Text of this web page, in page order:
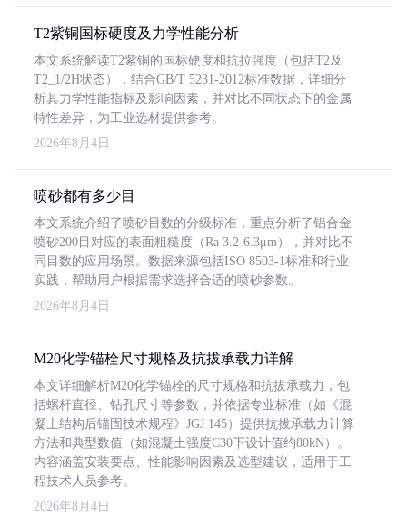
T2紫铜国标硬度及力学性能分析
本文系统解读T2紫铜的国标硬度和抗拉强度（包括T2及
T2_1/2H状态），结合GB/T 5231-2012标准数据，详细分
析其力学性能指标及影响因素，并对比不同状态下的金属
特性差异，为工业选材提供参考。
2026年8月4日
喷砂都有多少目
本文系统介绍了喷砂目数的分级标准，重点分析了铝合金
喷砂200目对应的表面粗糙度（Ra 3.2-6.3μm），并对比不
同目数的应用场景。数据来源包括ISO 8503-1标准和行业
实践，帮助用户根据需求选择合适的喷砂参数。
2026年8月4日
M20化学锚栓尺寸规格及抗拔承载力详解
本文详细解析M20化学锚栓的尺寸规格和抗拔承载力，包
括螺杆直径、钻孔尺寸等参数，并依据专业标准（如《混
凝土结构后锚固技术规程》JGJ 145）提供抗拔承载力计算
方法和典型数值（如混凝土强度C30下设计值约80kN）。
内容涵盖安装要点、性能影响因素及选型建议，适用于工
程技术人员参考。
2026年8月4日